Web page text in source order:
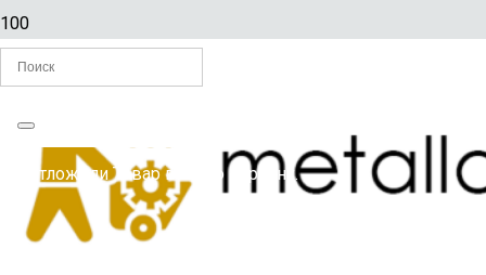
Вы отложилиТоварв свою корзину.
Главная
/
РАЗВЕРТКИ ПО МЕТАЛЛУ